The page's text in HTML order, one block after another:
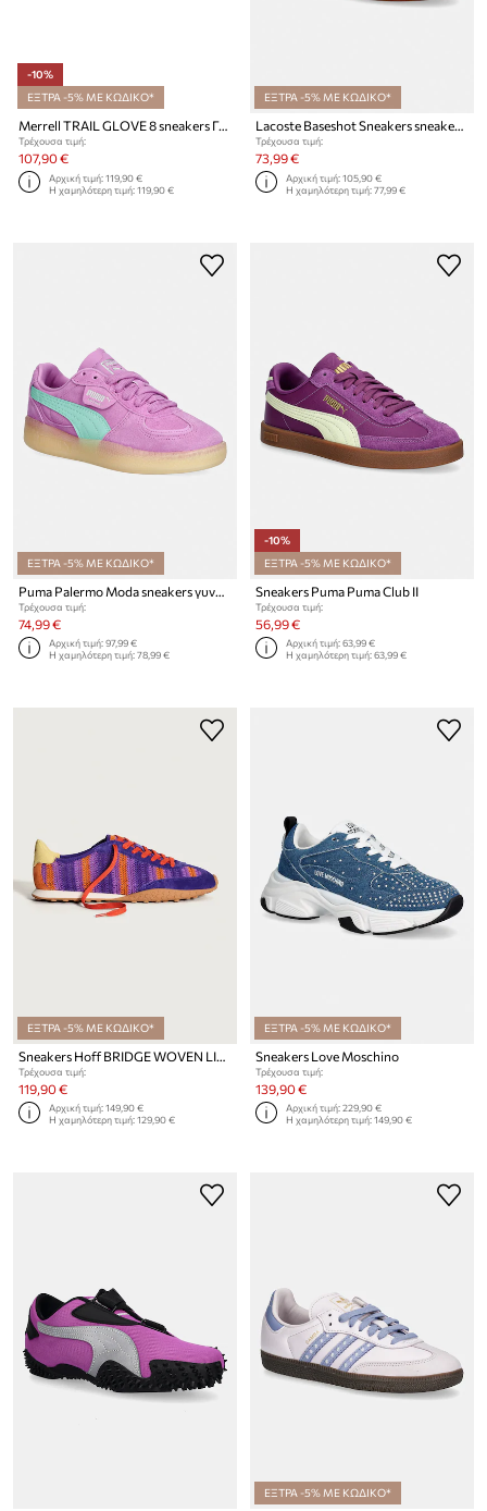
-10%
ΕΞΤΡΑ -5% ΜΕ ΚΩΔΙΚΟ*
Merrell TRAIL GLOVE 8 sneakers Γυναικεία
Τρέχουσα τιμή:
107,90 €
Αρχική τιμή:119,90 €
Η χαμηλότερη τιμή:119,90 €
ΕΞΤΡΑ -5% ΜΕ ΚΩΔΙΚΟ*
Lacoste Baseshot Sneakers sneakers γυναικεία σουέτ
Τρέχουσα τιμή:
73,99 €
Αρχική τιμή:105,90 €
Η χαμηλότερη τιμή:77,99 €
ΕΞΤΡΑ -5% ΜΕ ΚΩΔΙΚΟ*
Τρέχουσα τιμή:
74,99 €
Αρχική τιμή:97,99 €
Η χαμηλότερη τιμή:78,99 €
-10%
ΕΞΤΡΑ -5% ΜΕ ΚΩΔΙΚΟ*
Sneakers Puma Puma Club II
Τρέχουσα τιμή:
56,99 €
Αρχική τιμή:63,99 €
Η χαμηλότερη τιμή:63,99 €
ΕΞΤΡΑ -5% ΜΕ ΚΩΔΙΚΟ*
Sneakers Hoff BRIDGE WOVEN LILAC
Τρέχουσα τιμή:
119,90 €
Αρχική τιμή:149,90 €
Η χαμηλότερη τιμή:129,90 €
ΕΞΤΡΑ -5% ΜΕ ΚΩΔΙΚΟ*
Sneakers Love Moschino
Τρέχουσα τιμή:
139,90 €
Αρχική τιμή:229,90 €
Η χαμηλότερη τιμή:149,90 €
ΕΞΤΡΑ -5% ΜΕ ΚΩΔΙΚΟ*